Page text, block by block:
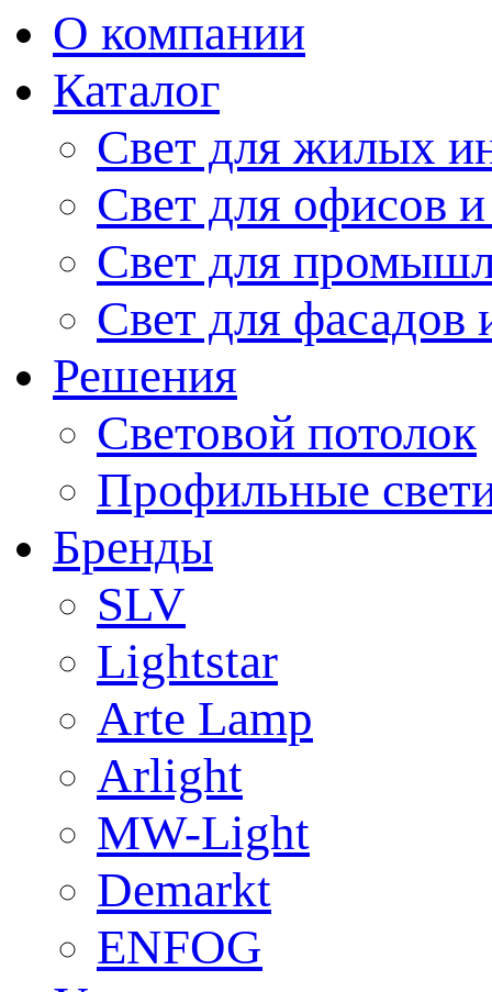
О компании
Каталог
Свет для жилых
Свет для офисов
Свет для
Свет для фасадов
Решения
Световой потолок
Профильные
Бренды
SLV
Lightstar
Arte Lamp
Arlight
MW-Light
Demarkt
ENFOG